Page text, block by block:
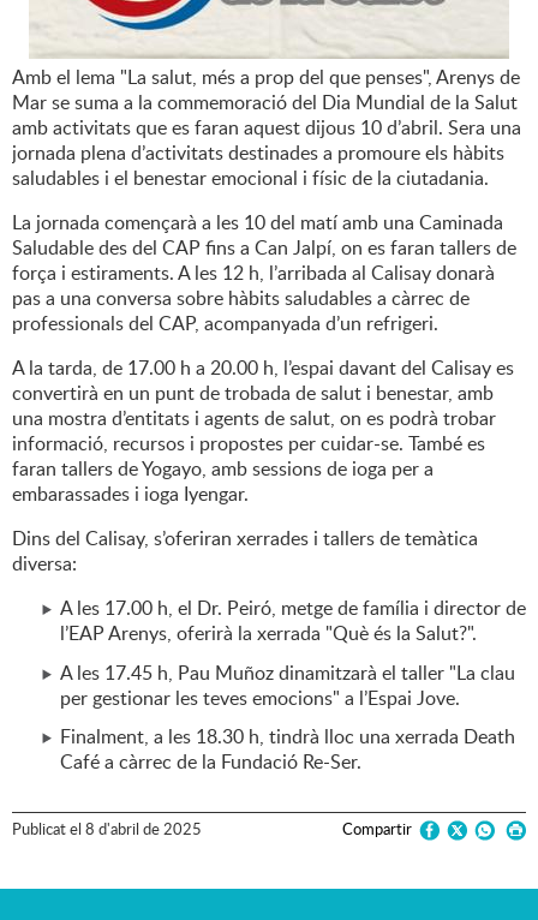
Amb el lema "La salut, més a prop del que penses", Arenys de
Mar se suma a la commemoració del Dia Mundial de la Salut
amb activitats que es faran aquest dijous 10 d’abril. Sera una
jornada plena d’activitats destinades a promoure els hàbits
saludables i el benestar emocional i físic de la ciutadania.
La jornada començarà a les 10 del matí amb una Caminada
Saludable des del CAP fins a Can Jalpí, on es faran tallers de
força i estiraments. A les 12 h, l’arribada al Calisay donarà
pas a una conversa sobre hàbits saludables a càrrec de
professionals del CAP, acompanyada d’un refrigeri.
A la tarda, de 17.00 h a 20.00 h, l’espai davant del Calisay es
convertirà en un punt de trobada de salut i benestar, amb
una mostra d’entitats i agents de salut, on es podrà trobar
informació, recursos i propostes per cuidar-se. També es
faran tallers de Yogayo, amb sessions de ioga per a
embarassades i ioga Iyengar.
Dins del Calisay, s’oferiran xerrades i tallers de temàtica
diversa:
A les 17.00 h, el Dr. Peiró, metge de família i director de
l’EAP Arenys, oferirà la xerrada "Què és la Salut?".
A les 17.45 h, Pau Muñoz dinamitzarà el taller "La clau
per gestionar les teves emocions" a l’Espai Jove.
Finalment, a les 18.30 h, tindrà lloc una xerrada Death
Café a càrrec de la Fundació Re-Ser.
Publicatel 8 d'abril de2025 Compartir